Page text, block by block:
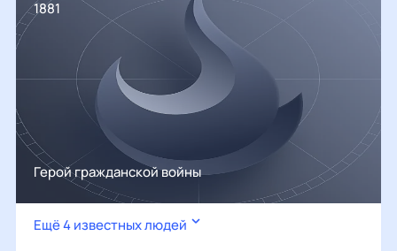
1881
Герой гражданской войны
Ещё 4 известных людей